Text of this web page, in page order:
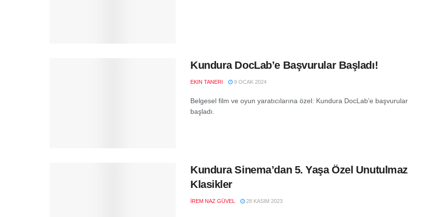
Kundura DocLab’e Başvurular Başladı!
EKIN TANERI 9 OCAK 2024
Belgesel film ve oyun yaratıcılarına özel: Kundura DocLab’e başvurular
başladı.
Kundura Sinema’dan 5. Yaşa Özel Unutulmaz
Klasikler
İREM NAZ GÜVEL 28 KASIM 2023